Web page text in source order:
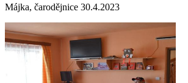
Májka, čarodějnice 30.4.2023